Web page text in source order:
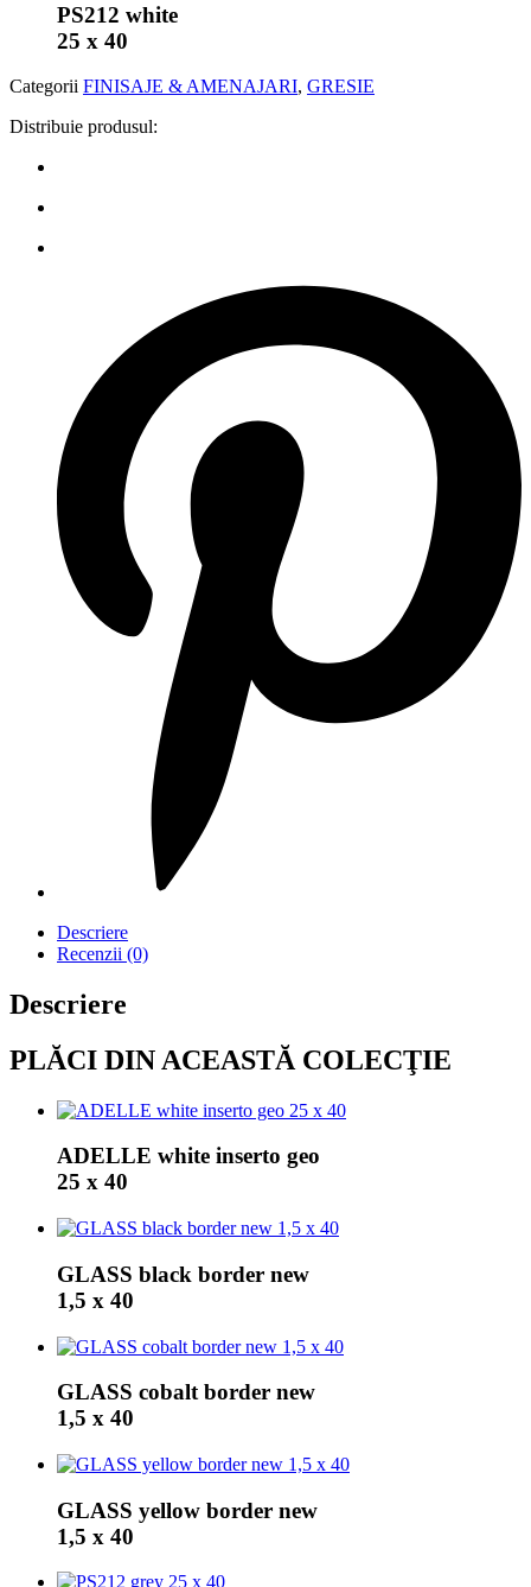
PS212 white
25 x 40
Categorii FINISAJE & AMENAJARI, GRESIE
Distribuie produsul:
Descriere
Recenzii (0)
Descriere
PLĂCI DIN ACEASTĂ COLECŢIE
ADELLE white inserto geo
25 x 40
GLASS black border new
1,5 x 40
GLASS cobalt border new
1,5 x 40
GLASS yellow border new
1,5 x 40